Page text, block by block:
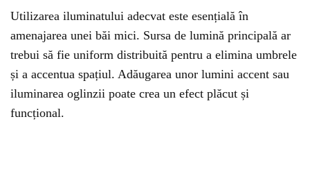
Utilizarea iluminatului adecvat este esențială în
amenajarea unei băi mici. Sursa de lumină principală ar
trebui să fie uniform distribuită pentru a elimina umbrele
și a accentua spațiul. Adăugarea unor lumini accent sau
iluminarea oglinzii poate crea un efect plăcut și
funcțional.